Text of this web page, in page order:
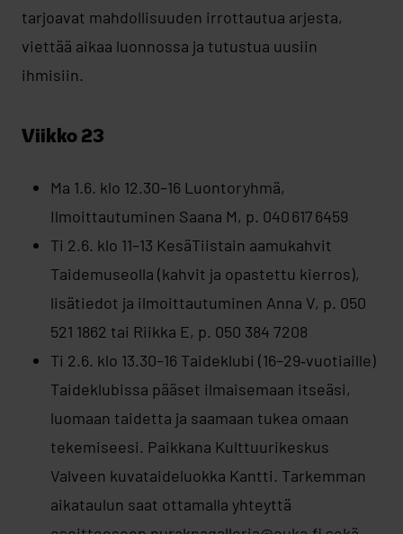
tarjoavat mahdollisuuden irrottautua arjesta,
viettää aikaa luonnossa ja tutustua uusiin
ihmisiin.
Viikko 23
Ma 1.6. klo 12.30–16 Luontoryhmä,
Ilmoittautuminen Saana M, p. 040 617 6459
Ti 2.6. klo 11–13 KesäTiistain aamukahvit
Taidemuseolla (kahvit ja opastettu kierros),
lisätiedot ja ilmoittautuminen Anna V, p. 050
521 1862 tai Riikka E, p. 050 384 7208
Ti 2.6. klo 13.30–16 Taideklubi (16–29‑vuotiaille)
Taideklubissa pääset ilmaisemaan itseäsi,
luomaan taidetta ja saamaan tukea omaan
tekemiseesi. Paikkana Kulttuurikeskus
Valveen kuvataideluokka Kantti. Tarkemman
aikataulun saat ottamalla yhteyttä